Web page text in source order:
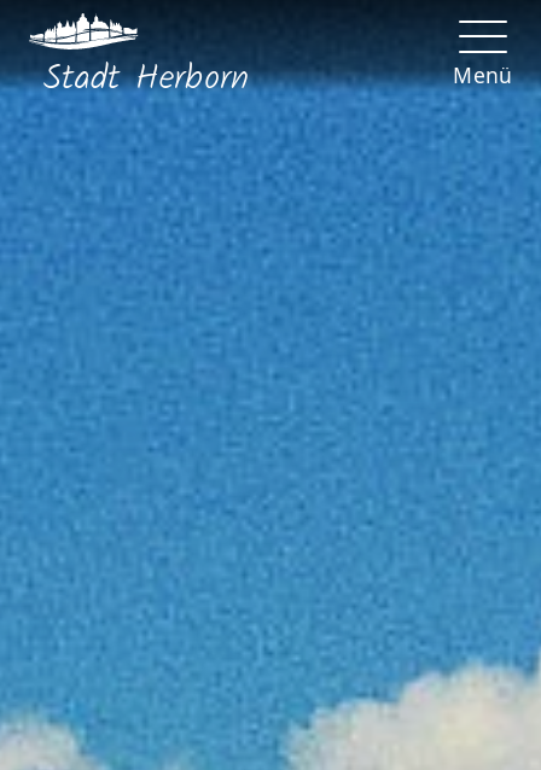
StadtHerborn Menü